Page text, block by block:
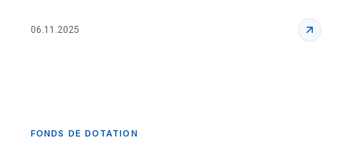
06.11.2025
FONDS DE DOTATION